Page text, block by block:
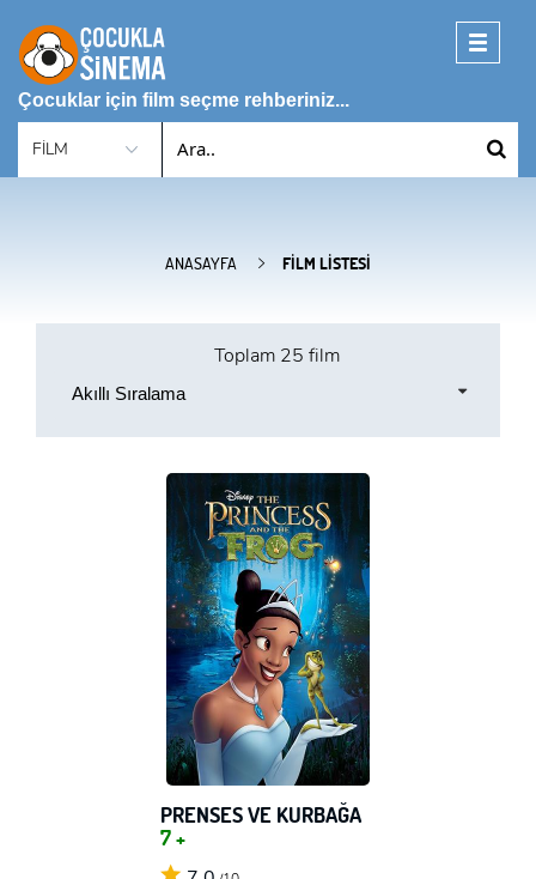
Toggle
Çocuklar için film seçme rehberiniz...
ANASAYFA FILM LISTESI
Toplam 25 film
Akıllı Sıralama
PRENSES VE KURBAĞA
7 +